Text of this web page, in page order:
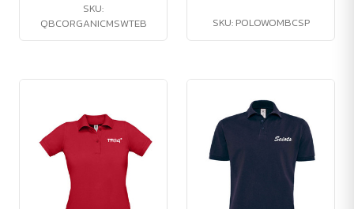
SKU:
QBCORGANICMSWTEB
SKU: POLOWOMBCSP